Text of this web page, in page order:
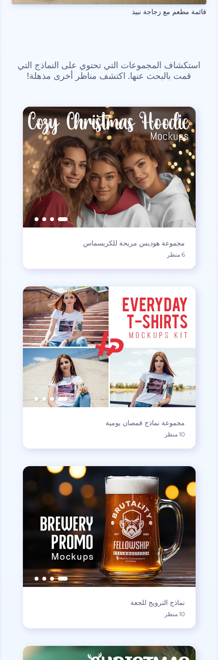
قائمة مطعم مع زجاجة نبيذ
استكشاف المجموعات التي تحتوي على النماذج التي
قمت بالبحث عنها. اكتشف مناظر أخرى مذهلة!
مجموعة هوديس مريحة للكريسماس
6 منظر
مجموعة نماذج قمصان يومية
10 منظر
نماذج الترويج للجعة
10 منظر